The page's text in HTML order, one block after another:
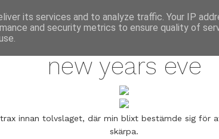
new years eve
innan tolvslaget, där min blixt bestämde sig för
skärpa.
its services and to analyze traffic. Your IP
and security metrics to ensure quality of